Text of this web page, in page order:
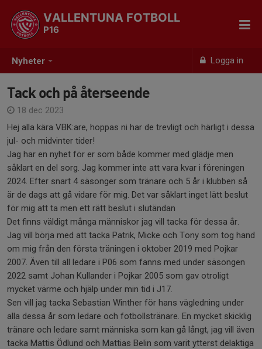
Nyheter Logga in
VALLENTUNA FOTBOLL
P16
Tack och på återseende
18 dec 2023
Hej alla kära VBK:are, hoppas ni har de trevligt och härligt i dessa
jul- och midvinter tider!
Jag har en nyhet för er som både kommer med glädje men
såklart en del sorg. Jag kommer inte att vara kvar i föreningen
2024. Efter snart 4 säsonger som tränare och 5 år i klubben så
är de dags att gå vidare för mig. Det var såklart inget lätt beslut
för mig att ta men ett rätt beslut i slutändan
Det finns väldigt många människor jag vill tacka för dessa år.
Jag vill börja med att tacka Patrik, Micke och Tony som tog hand
om mig från den första träningen i oktober 2019 med Pojkar
2007. Även till all ledare i P06 som fanns med under säsongen
2022 samt Johan Kullander i Pojkar 2005 som gav otroligt
mycket värme och hjälp under min tid i J17.
Sen vill jag tacka Sebastian Winther för hans vägledning under
alla dessa år som ledare och fotbollstränare. En mycket skicklig
tränare och ledare samt människa som kan gå långt, jag vill även
tacka Mattis Ödlund och Mattias Belin som varit ytterst delaktiga